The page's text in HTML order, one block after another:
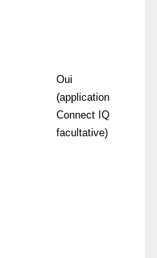
Oui
(application
Connect IQ
facultative)